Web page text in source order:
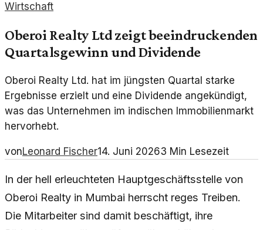
Wirtschaft
Oberoi Realty Ltd zeigt beeindruckenden
Quartalsgewinn und Dividende
Oberoi Realty Ltd. hat im jüngsten Quartal starke
Ergebnisse erzielt und eine Dividende angekündigt,
was das Unternehmen im indischen Immobilienmarkt
hervorhebt.
vonLeonard Fischer14. Juni 20263 Min Lesezeit
In der hell erleuchteten Hauptgeschäftsstelle von
Oberoi Realty in Mumbai herrscht reges Treiben.
Die Mitarbeiter sind damit beschäftigt, ihre